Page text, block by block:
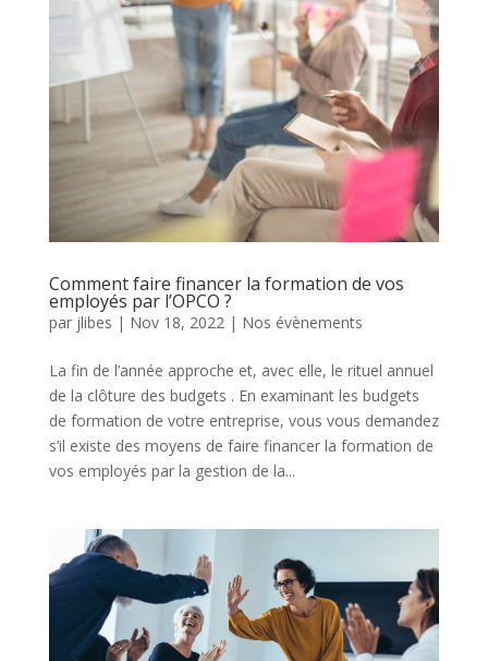
Comment faire financer la formation de vos
employés par l’OPCO ?
par jlibes | Nov 18, 2022| Nos évènements
La fin de l’année approche et, avec elle, le rituel annuel
de la clôture des budgets . En examinant les budgets
de formation de votre entreprise, vous vous demandez
s’il existe des moyens de faire financer la formation de
vos employés par la gestion de la...